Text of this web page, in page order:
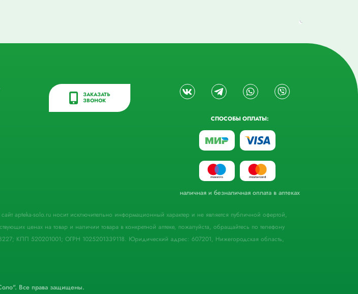
ЗАКАЗАТЬ
ЗВОНОК
СПОСОБЫ ОПЛАТЫ:
наличная и безналичная оплата в аптеках
apteka-solo.ru носит исключительно информационный характер и не является публичной офертой,
ценах на товар и наличии товара в конкретной аптеке, пожалуйста, обращайтесь по телефону
КПП 520201001; ОГРН 1025201339118. Юридический адрес: 607201, Нижегородская область,
Все права защищены.